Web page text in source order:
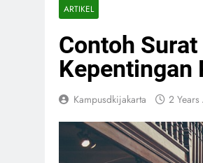
ARTIKEL
Contoh
Kepentingan
Kampusdkijakarta 2 Years